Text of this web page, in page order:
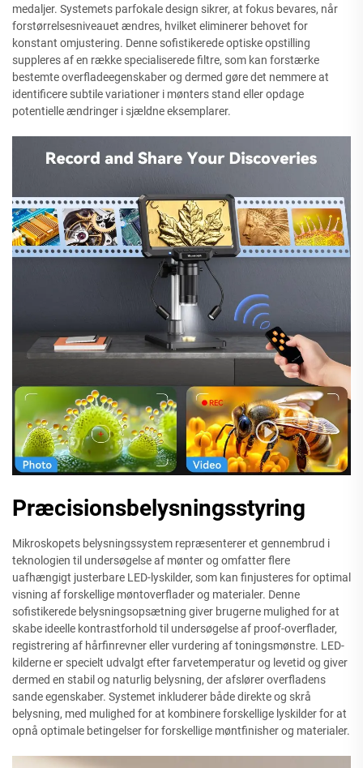
medaljer. Systemets parfokale design sikrer, at fokus bevares, når
forstørrelsesniveauet ændres, hvilket eliminerer behovet for
konstant omjustering. Denne sofistikerede optiske opstilling
suppleres af en række specialiserede filtre, som kan forstærke
bestemte overfladeegenskaber og dermed gøre det nemmere at
identificere subtile variationer i mønters stand eller opdage
potentielle ændringer i sjældne eksemplarer.
Præcisionsbelysningsstyring
Mikroskopets belysningssystem repræsenterer et gennembrud i
teknologien til undersøgelse af mønter og omfatter flere
uafhængigt justerbare LED-lyskilder, som kan finjusteres for optimal
visning af forskellige møntoverflader og materialer. Denne
sofistikerede belysningsopsætning giver brugerne mulighed for at
skabe ideelle kontrastforhold til undersøgelse af proof-overflader,
registrering af hårfinrevner eller vurdering af toningsmønstre. LED-
kilderne er specielt udvalgt efter farvetemperatur og levetid og giver
dermed en stabil og naturlig belysning, der afslører overfladens
sande egenskaber. Systemet inkluderer både direkte og skrå
belysning, med mulighed for at kombinere forskellige lyskilder for at
opnå optimale betingelser for forskellige møntfinisher og materialer.